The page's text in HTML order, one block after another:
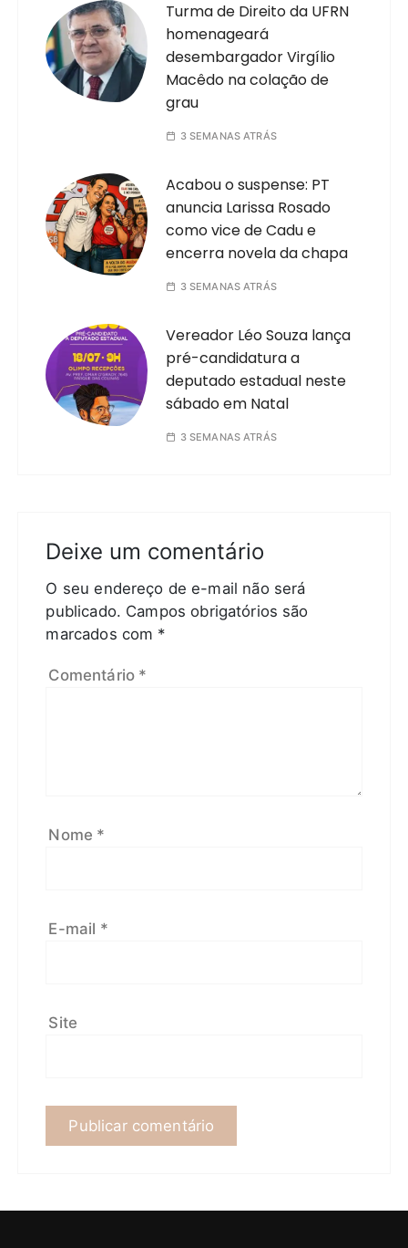
Turma de Direito da UFRN
homenageará
desembargador Virgílio
Macêdo na colação de
grau
3 SEMANAS ATRÁS
Acabou o suspense: PT
anuncia Larissa Rosado
como vice de Cadu e
encerra novela da chapa
3 SEMANAS ATRÁS
Vereador Léo Souza lança
pré-candidatura a
deputado estadual neste
sábado em Natal
3 SEMANAS ATRÁS
Deixe um comentário
O seu endereço de e-mail não será
publicado. Campos obrigatórios são
marcados com *
Comentário *
Nome *
E-mail *
Site